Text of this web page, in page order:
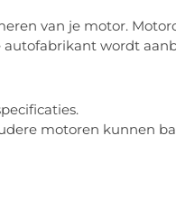
van je motor.
wordt
motoren kunnen